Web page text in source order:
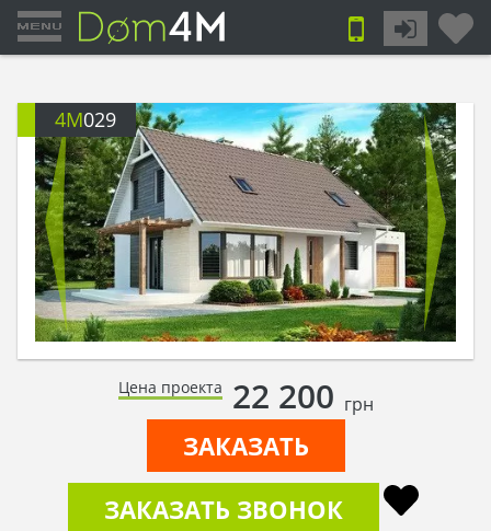
4M029
Цена проекта 22 200 грн
ЗАКАЗАТЬ
ЗАКАЗАТЬ ЗВОНОК